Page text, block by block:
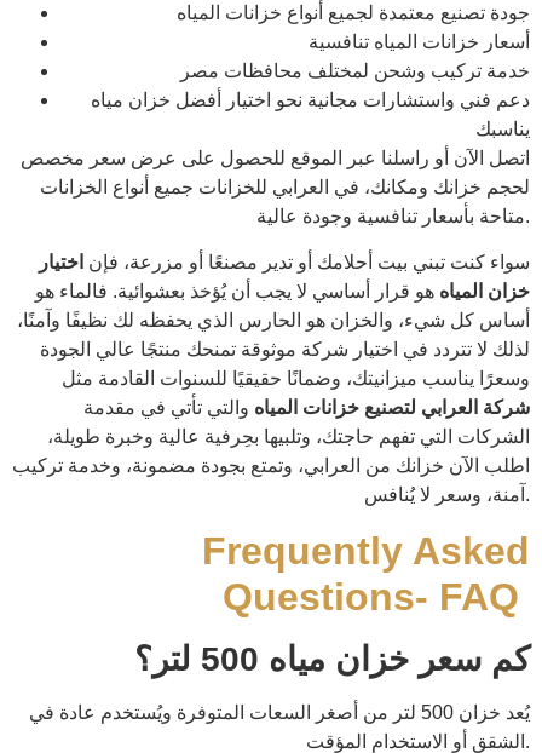
جودة تصنيع معتمدة لجميع أنواع خزانات المياه
أسعار خزانات المياه تنافسية
خدمة تركيب وشحن لمختلف محافظات مصر
دعم فني واستشارات مجانية نحو اختيار أفضل خزان مياه
يناسبك
اتصل الآن أو راسلنا عبر الموقع للحصول على عرض سعر مخصص
لحجم خزانك ومكانك، في العرابي للخزانات جميع أنواع الخزانات
متاحة بأسعار تنافسية وجودة عالية.
سواء كنت تبني بيت أحلامك أو تدير مصنعًا أو مزرعة، فإن اختيار
خزان المياه هو قرار أساسي لا يجب أن يُؤخذ بعشوائية. فالماء هو
أساس كل شيء، والخزان هو الحارس الذي يحفظه لك نظيفًا وآمنًا،
لذلك لا تتردد في اختيار شركة موثوقة تمنحك منتجًا عالي الجودة
وسعرًا يناسب ميزانيتك، وضمانًا حقيقيًا للسنوات القادمة مثل
شركة العرابي لتصنيع خزانات المياه والتي تأتي في مقدمة
الشركات التي تفهم حاجتك، وتلبيها بحِرفية عالية وخبرة طويلة،
اطلب الآن خزانك من العرابي، وتمتع بجودة مضمونة، وخدمة تركيب
آمنة، وسعر لا يُنافس.
Frequently Asked
Questions- FAQ
كم سعر خزان مياه 500 لتر؟
يُعد خزان 500 لتر من أصغر السعات المتوفرة ويُستخدم عادة في
الشقق أو الاستخدام المؤقت.